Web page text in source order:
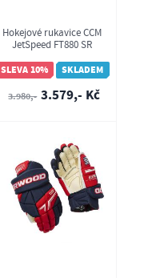
Hokejové rukavice CCM
JetSpeed FT880 SR
SLEVA 10%
SKLADEM
3.980,- 3.579,- Kč